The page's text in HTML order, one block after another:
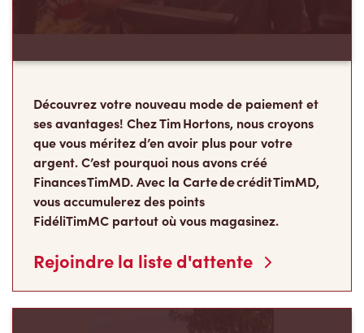
ses avantages! Chez Tim Hortons, nous croyons
que vous méritez d’en avoir plus pour votre
argent. C’est pourquoi nous avons créé
Finances TimMD. Avec la Carte de crédit TimMD,
vous accumulerez des points
FidéliTimMC partout où vous magasinez.
Rejoindre la liste d'attente